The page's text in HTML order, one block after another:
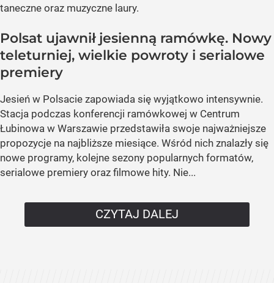
taneczne oraz muzyczne laury.
Polsat ujawnił jesienną ramówkę. Nowy
teleturniej, wielkie powroty i serialowe
premiery
Jesień w Polsacie zapowiada się wyjątkowo intensywnie.
Stacja podczas konferencji ramówkowej w Centrum
Łubinowa w Warszawie przedstawiła swoje najważniejsze
propozycje na najbliższe miesiące. Wśród nich znalazły się
nowe programy, kolejne sezony popularnych formatów,
serialowe premiery oraz filmowe hity. Nie...
CZYTAJ DALEJ